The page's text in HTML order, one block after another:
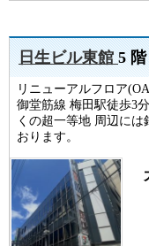
日生ビル東館5 階
リニューアルフロア
御堂筋線 梅田駅徒歩3
くの超一等地 周辺に
おります。